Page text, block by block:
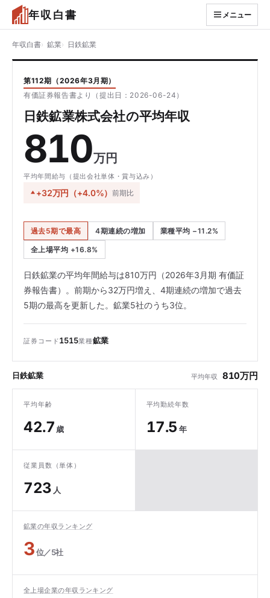
年収白書 メニュー
年収白書 鉱業 日鉄鉱業
第112期（2026年3月期）
有価証券報告書より（提出日：2026-06-24）
日鉄鉱業株式会社の平均年収
810万円
平均年間給与（提出会社単体・賞与込み）
+32万円（+4.0%）前期比
過去5期で最高 4期連続の増加 業種平均 −11.2%
全上場平均 +16.8%
日鉄鉱業の平均年間給与は810万円（2026年3月期 有価証
券報告書）。前期から32万円増え、4期連続の増加で過去
5期の最高を更新した。鉱業5社のうち3位。
証券コード1515業種鉱業
日鉄鉱業 平均年収 810万円
平均年齢
42.7 歳
平均勤続年数
17.5 年
従業員数（単体）
723 人
鉱業の年収ランキング
3位／5社
全上場企業の年収ランキング